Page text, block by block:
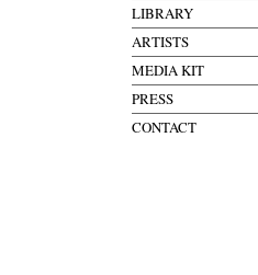
LIBRARY
ARTISTS
MEDIA KIT
PRESS
CONTACT